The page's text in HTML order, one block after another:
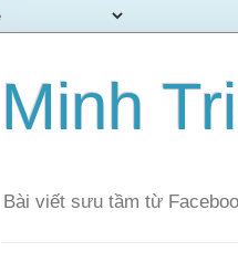
Minh
Bài viết sưu tầm từ